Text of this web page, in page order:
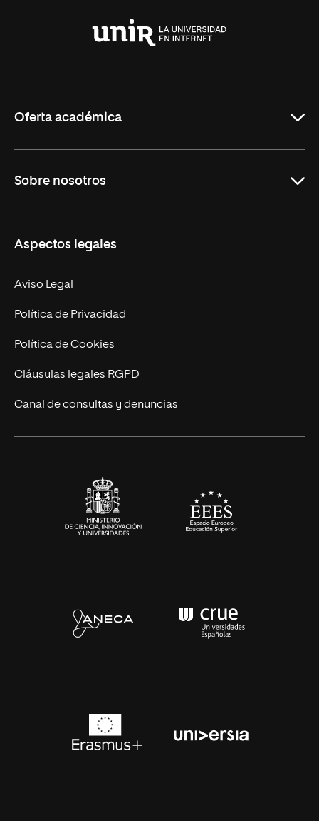
Oferta académica
Másteres Oficiales
Másteres Propios
Doctorados
Experto Universitario
Postgrados
Cursos Universitarios
Sobre nosotros
Facultades
Nuestro Equipo
Trabaja en UNIR
Actualidad
UNIR Revista
Eventos
Aspectos legales
Aviso Legal
Política de Privacidad
Política de Cookies
Cláusulas legales RGPD
Canal de consultas y denuncias